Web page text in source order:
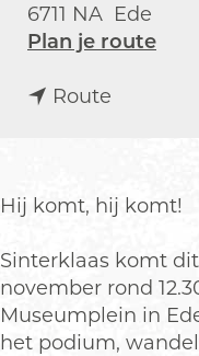
6711 NA Ede
Plan je routen
t
c
h
t
S
Route
I
t
o
c
h
Hij komt, hij komt!
Sinterklaas komt
november rond
Museumplein in
het podium,